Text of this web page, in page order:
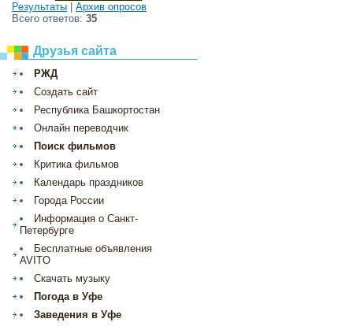
Результаты
Архив опросов
Всего ответов: 35
Друзья сайта
РЖД
Создать сайт
Республика Башкортостан
Онлайн переводчик
Поиск фильмов
Критика фильмов
Календарь праздников
Города России
Информация о Санкт-
Петербурге
Бесплатные объявления
AVITO
Скачать музыку
Погода в Уфе
Заведения в Уфе